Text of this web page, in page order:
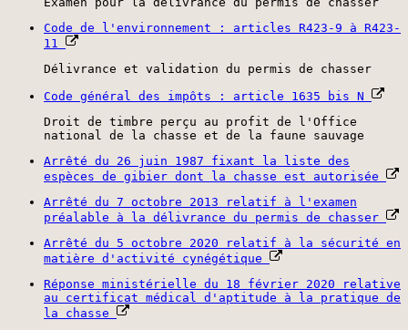
Code de l'environnement : articles R423-9 à R423-
11
Délivrance et validation du permis de chasser
Code général des impôts : article 1635 bis N
Droit de timbre perçu au profit de l'Office
national de la chasse et de la faune sauvage
Arrêté du 26 juin 1987 fixant la liste des
espèces de gibier dont la chasse est autorisée
Arrêté du 7 octobre 2013 relatif à l'examen
préalable à la délivrance du permis de chasser
Arrêté du 5 octobre 2020 relatif à la sécurité en
matière d'activité cynégétique
Réponse ministérielle du 18 février 2020 relative
au certificat médical d'aptitude à la pratique de
la chasse